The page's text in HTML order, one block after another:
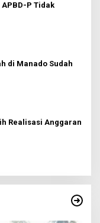
P Tidak
di Manado Sudah
Realisasi Anggaran